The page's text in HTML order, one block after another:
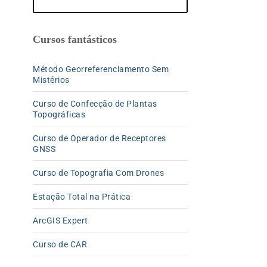
Cursos fantásticos
Método Georreferenciamento Sem
Mistérios
Curso de Confecção de Plantas
Topográficas
Curso de Operador de Receptores
GNSS
Curso de Topografia Com Drones
Estação Total na Prática
ArcGIS Expert
Curso de CAR